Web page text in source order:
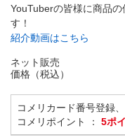
YouTuberの皆様に商品
す！
紹介動画はこちら
ネット販売
価格（税込）
コメリカード番号登録
コメリポイント ： 5ポ